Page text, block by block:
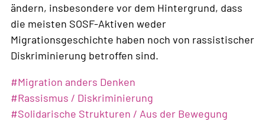
ändern, insbesondere vor dem Hintergrund, dass
die meisten SOSF-Aktiven weder
Migrationsgeschichte haben noch von rassistischer
Diskriminierung betroffen sind.
Weiterlesen
über
Antirassismus
#Migration anders Denken
#Rassismus / Diskriminierung
#Solidarische Strukturen / Aus der Bewegung